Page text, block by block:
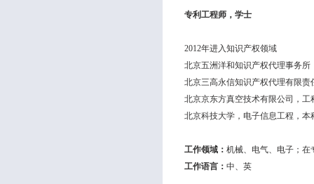
专利工程师，学士
2012年进入知识产权领域
北京五洲洋和知识产权代理事务所
北京三高永信知识产权代理有限责
北京京东方真空技术有限公司，工
北京科技大学，电子信息工程，本
工作领域： 机械、电气、电子；在
工作语言： 中、英